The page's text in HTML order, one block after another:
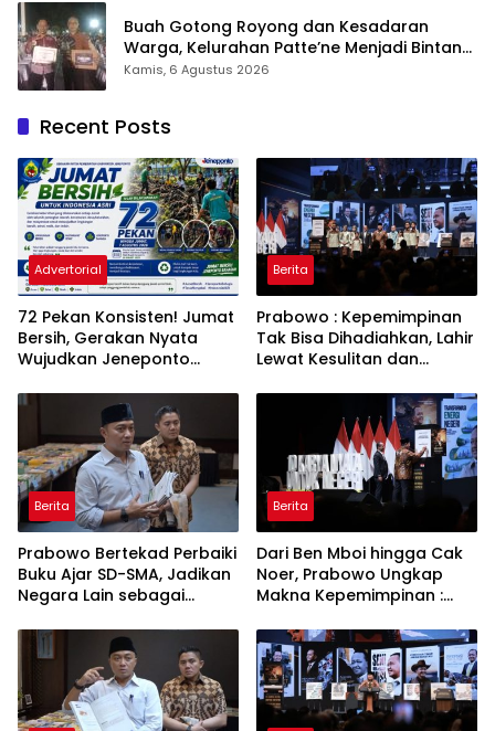
Buah Gotong Royong dan Kesadaran
Warga, Kelurahan Patte’ne Menjadi Bintang
Takalar Award 2026
Kamis, 6 Agustus 2026
Recent Posts
Advertorial
72 Pekan Konsisten! Jumat
Bersih, Gerakan Nyata
Wujudkan Jeneponto
ASRI
Berita
Prabowo : Kepemimpinan
Tak Bisa Dihadiahkan, Lahir
Lewat Kesulitan dan
Berita
Prabowo Bertekad Perbaiki
Buku Ajar SD-SMA, Jadikan
Negara Lain sebagai
Berita
Dari Ben Mboi hingga Cak
Noer, Prabowo Ungkap
Makna Kepemimpinan :
Gunakan Akal Sehat